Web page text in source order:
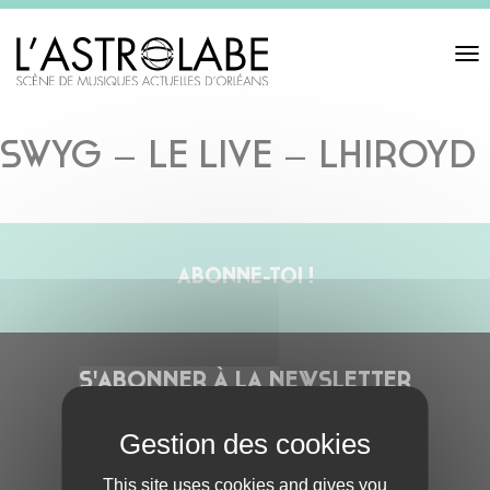
Toggle
SWYG – LE LIVE – LHIROYD
ABONNE-TOI !
S'ABONNER À LA NEWSLETTER
This site uses cookies and gives you